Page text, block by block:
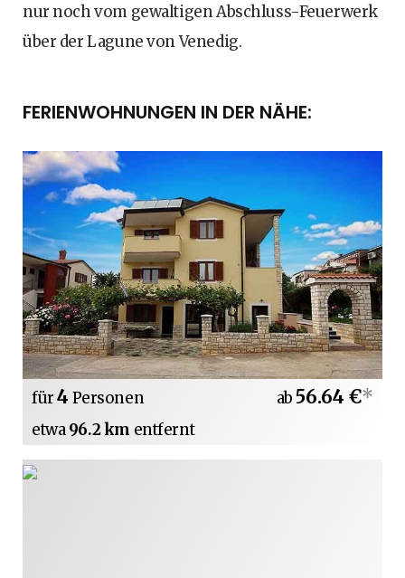
nur noch vom gewaltigen Abschluss-Feuerwerk
über der Lagune von Venedig.
FERIENWOHNUNGEN IN DER NÄHE:
für4 Personen
etwa96.2 km entfernt
ab 56.64 €*